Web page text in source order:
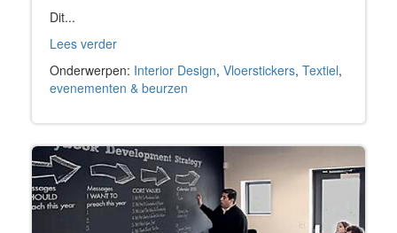
Dit...
Lees verder
Onderwerpen: Interior Design, Vloerstickers, Textiel,
evenementen & beurzen